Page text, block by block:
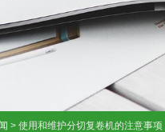
> 使用和维护分切复卷机的注意事项